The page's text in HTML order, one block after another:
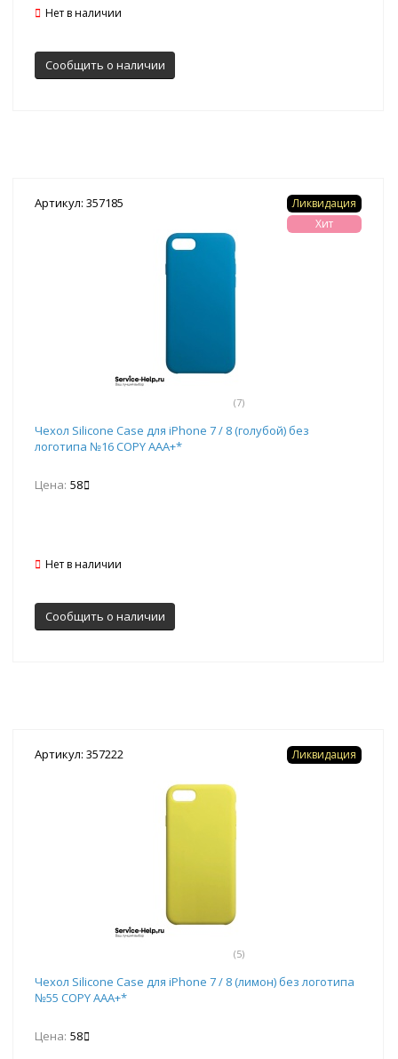
Нет в наличии
Сообщить о наличии
Артикул: 357185
(7)
Ликвидация
Хит
Чехол Silicone Case для iPhone 7 / 8 (голубой) без
логотипа №16 COPY AAA+*
Цена: 58
Нет в наличии
Сообщить о наличии
Артикул: 357222
(5)
Ликвидация
Чехол Silicone Case для iPhone 7 / 8 (лимон) без логотипа
№55 COPY AAA+*
Цена: 58